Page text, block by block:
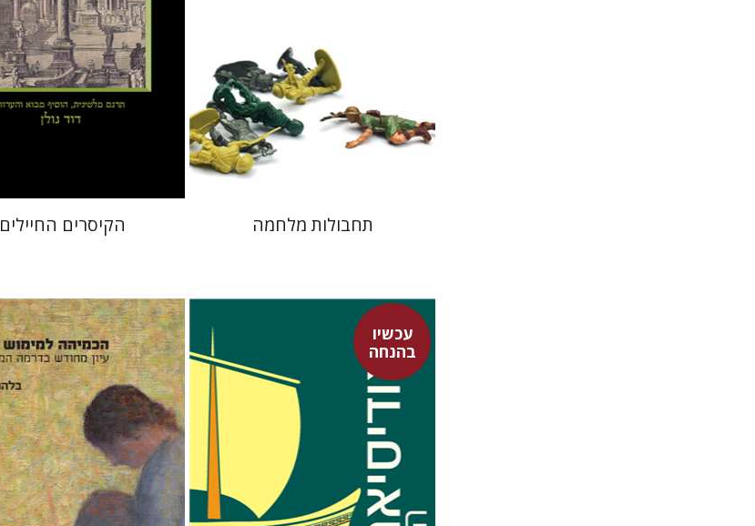
עכשיו בהנחה
$17
תחבולות מלחמה
עכשיו בהנחה
הקיסרים החיילים
עכשיו
בהנחה
הומרוס
אברהם ארואטי
בלהה בלום